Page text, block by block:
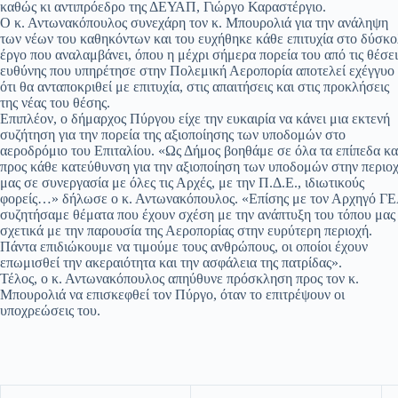
καθώς κι αντιπρόεδρο της ΔΕΥΑΠ, Γιώργο Καραστέργιο.
Ο κ. Αντωνακόπουλος συνεχάρη τον κ. Μπουρολιά για την ανάληψη
των νέων του καθηκόντων και του ευχήθηκε κάθε επιτυχία στο
έργο που αναλαμβάνει, όπου η μέχρι σήμερα πορεία του από τις
ευθύνης που υπηρέτησε στην Πολεμική Αεροπορία αποτελεί εχέγγυο
ότι θα ανταποκριθεί με επιτυχία, στις απαιτήσεις και στις προκλήσεις
της νέας του θέσης.
Επιπλέον, ο δήμαρχος Πύργου είχε την ευκαιρία να κάνει μια εκτενή
συζήτηση για την πορεία της αξιοποίησης των υποδομών στο
αεροδρόμιο του Επιταλίου. «Ως Δήμος βοηθάμε σε όλα τα επίπεδα
προς κάθε κατεύθυνση για την αξιοποίηση των υποδομών στην
μας σε συνεργασία με όλες τις Αρχές, με την Π.Δ.Ε., ιδιωτικούς
φορείς…» δήλωσε ο κ. Αντωνακόπουλος. «Επίσης με τον Αρχηγό
συζητήσαμε θέματα που έχουν σχέση με την ανάπτυξη του τόπου μας
σχετικά με την παρουσία της Αεροπορίας στην ευρύτερη περιοχή.
Πάντα επιδιώκουμε να τιμούμε τους ανθρώπους, οι οποίοι έχουν
επωμισθεί την ακεραιότητα και την ασφάλεια της πατρίδας».
Τέλος, ο κ. Αντωνακόπουλος απηύθυνε πρόσκληση προς τον κ.
Μπουρολιά να επισκεφθεί τον Πύργο, όταν το επιτρέψουν οι
υποχρεώσεις του.